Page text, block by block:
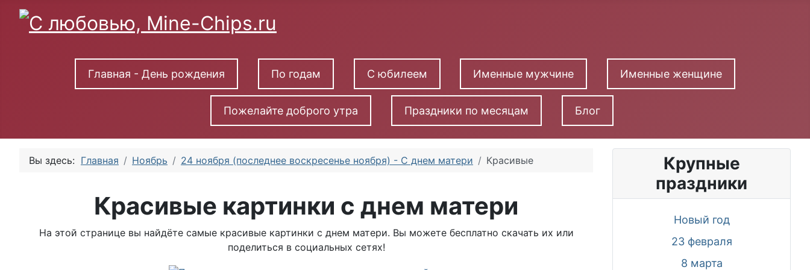
Главная - День рождения По годам С юбилеем Именные мужчине Именные женщине
Пожелайте доброго утра Праздники по месяцам Блог
Вы здесь: Главная Ноябрь 24 ноября (последнее воскресенье ноября) - С днем матери Красивые
Красивые картинки с днем матери
На этой странице вы найдёте самые красивые картинки с днем матери. Вы можете бесплатно скачать их или
поделиться в социальных сетях!
Крупные
праздники
Новый год
23 февраля
8 марта